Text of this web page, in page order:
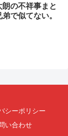
の不祥事まと
で似てない。
シーポリシー
い合わせ